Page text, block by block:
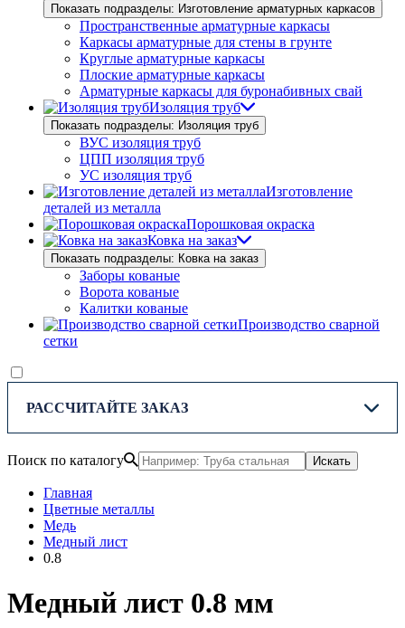
Показать подразделы: Изготовление арматурных каркасов
Пространственные арматурные каркасы
Каркасы арматурные для стены в грунте
Круглые арматурные каркасы
Плоские арматурные каркасы
Арматурные каркасы для буронабивных свай
Изоляция труб
Показать подразделы: Изоляция труб
ВУС изоляция труб
ЦПП изоляция труб
УС изоляция труб
Изготовление
деталей из металла
Порошковая окраска
Ковка на заказ
Показать подразделы: Ковка на заказ
Заборы кованые
Ворота кованые
Калитки кованые
Производство сварной
сетки
РАССЧИТАЙТЕ ЗАКАЗ
Поиск по каталогу Искать
Главная
Цветные металлы
Медь
Медный лист
0.8
Медный лист 0.8 мм